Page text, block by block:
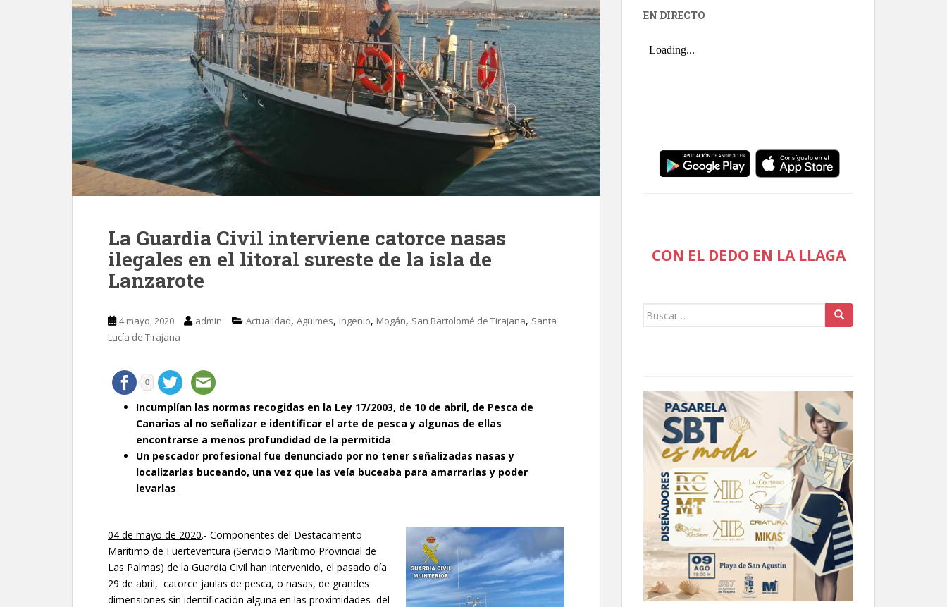
La Guardia Civil interviene catorce nasas
ilegales en el litoral sureste de la isla de
Lanzarote
4 mayo, 2020 admin Actualidad, Agüimes, Ingenio, Mogán, San Bartolomé de Tirajana, Santa
Lucía de Tirajana
0
Incumplían las normas recogidas en la Ley 17/2003, de 10 de abril, de Pesca de
Canarias al no señalizar e identificar el arte de pesca y algunas de ellas
encontrarse a menos profundidad de la permitida
Un pescador profesional fue denunciado por no tener señalizadas nasas y
localizarlas buceando, una vez que las veía buceaba para amarrarlas y poder
levarlas
04 de mayo de 2020.- Componentes del Destacamento
Marítimo de Fuerteventura (Servicio Marítimo Provincial de
Las Palmas) de la Guardia Civil han intervenido, el pasado día
29 de abril, catorce jaulas de pesca, o nasas, de grandes
dimensiones sin identificación alguna en las proximidades del
EN DIRECTO
CON EL DEDO EN LA LLAGA
Buscar: